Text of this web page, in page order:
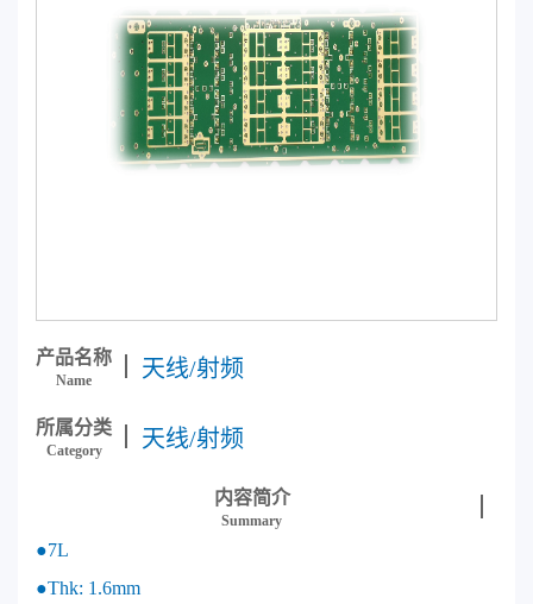
产品名称
Name 天线/射频
所属分类
Category 天线/射频
内容简介
Summary
●7L
●Thk: 1.6mm